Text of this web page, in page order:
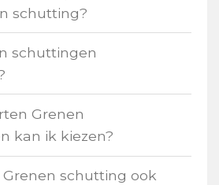
schutting?
schuttingen
Grenen
kan ik kiezen?
Grenen schutting ook